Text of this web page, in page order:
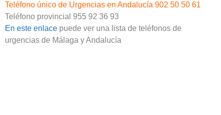
Teléfono único de Urgencias en Andalucía 902 50 50 61
Teléfono provincial 955 92 36 93
En este enlace puede ver una lista de teléfonos de
urgencias de Málaga y Andalucía